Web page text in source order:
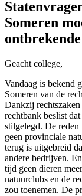
Someren
Geacht college,
Vandaag is bekend
Someren van de
Dankzij
rechtbank beslist
stilgelegd. De
geen provinciale
terug is uitgebreid
andere bedrijven.
tijd geen dieren
natuurclubs en de
zou toenemen. De